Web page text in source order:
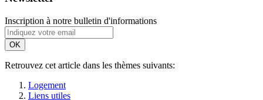
Inscription à notre bulletin d'informations
OK
Retrouvez cet article dans les thèmes suivants:
Logement
Liens utiles